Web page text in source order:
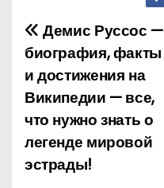
Н
а
в
и
г
Демис Руссос —
биография, факты
и достижения на
Википедии — все,
что нужно знать о
легенде мировой
эстрады!